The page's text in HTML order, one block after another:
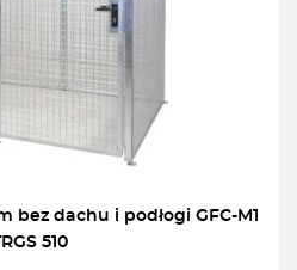
bez dachu i podłogi GFC-M1
510